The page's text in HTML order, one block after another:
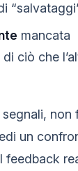
mancata
ciò che
segnali, non
un
feedback